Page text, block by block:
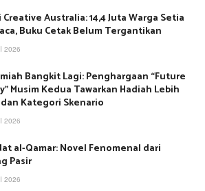
Creative Australia: 14,4 Juta Warga Setia
Buku Cetak Belum Tergantikan
2026
Bangkit Lagi: Penghargaan “Future
Musim Kedua Tawarkan Hadiah Lebih
Kategori Skenario
2026
al-Qamar: Novel Fenomenal dari
Pasir
2026